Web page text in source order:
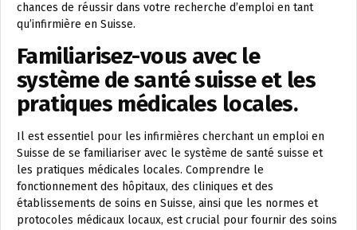
chances de réussir dans votre recherche d’emploi en tant
qu’infirmière en Suisse.
Familiarisez-vous avec le
système de santé suisse et les
pratiques médicales locales.
Il est essentiel pour les infirmières cherchant un emploi en
Suisse de se familiariser avec le système de santé suisse et
les pratiques médicales locales. Comprendre le
fonctionnement des hôpitaux, des cliniques et des
établissements de soins en Suisse, ainsi que les normes et
protocoles médicaux locaux, est crucial pour fournir des soins